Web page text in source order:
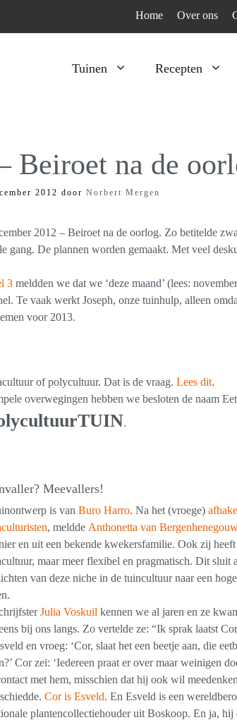
Home Over ons
Tuinen Recepten
Kruiden
Moestuin
Voedselbos
Beiroet na de
2012 door Norbert Mergen
2012 – Beiroet na de oorlog. Zo betitelde
gang. De plannen worden gemaakt. Met veel
3 meldden we dat we ‘deze maand’ (lees:
Te vaak werkt Joseph, onze tuinhulp, alleen
voor 2013.
of polycultuur. Dat is de vraag. Lees dit.
overwegingen hebben we besloten de naam
.
Meevallers!
is van Buro Harro. Na het (vroege)
, meldde Anthonetta van
en uit een bekende kwekersfamilie. Ook zij
maar meer flexibel en pragmatisch. Dit sluit
van deze niche in de tuincultuur naar een
Julia Voskuil kennen we al jaren en ze
bij ons langs. Zo vertelde ze: “Ik sprak laatst
en vroeg: ‘Cor, slaat het een beetje aan, die
Cor zei: ‘Iedereen praat er over maar weinigen
met hem, misschien dat hij ook wil
Cor is Esveld. En Esveld is een
plantencollectiehouder uit Boskoop. En ja, hij